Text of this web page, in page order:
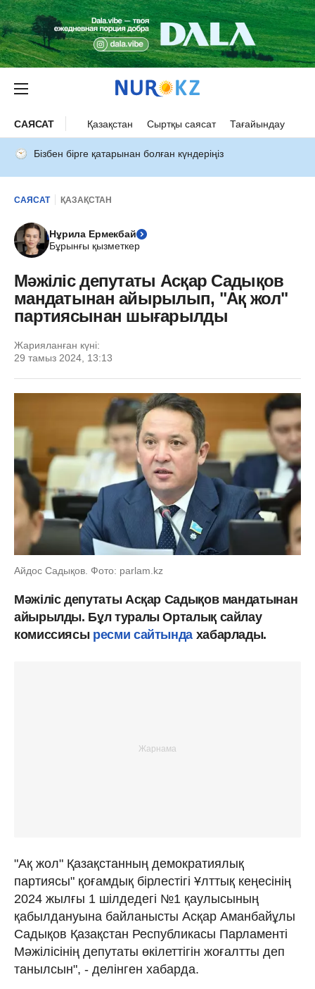
САЯСАТ Қазақстан Сыртқы саясат Тағайындау
Бізбен бірге қатарынан болған күндеріңіз
САЯСАТ ҚАЗАҚСТАН
Нұрила Ермекбай
Бұрынғы қызметкер
Мәжіліс депутаты Асқар Садықов
мандатынан айырылып, "Ақ жол"
партиясынан шығарылды
Жарияланған күні:
29 тамыз 2024, 13:13
Айдос Садықов. Фото: parlam.kz
Мәжіліс депутаты Асқар Садықов мандатынан
айырылды. Бұл туралы Орталық сайлау
комиссиясы ресми сайтында хабарлады.
"Ақ жол" Қазақстанның демократиялық
партиясы" қоғамдық бірлестігі Ұлттық кеңесінің
2024 жылғы 1 шілдедегі №1 қаулыcының
қабылдануына байланысты Асқар Аманбайұлы
Садықов Қазақстан Республикасы Парламенті
Мәжілісінің депутаты өкілеттігін жоғалтты деп
танылсын", - делінген хабарда.